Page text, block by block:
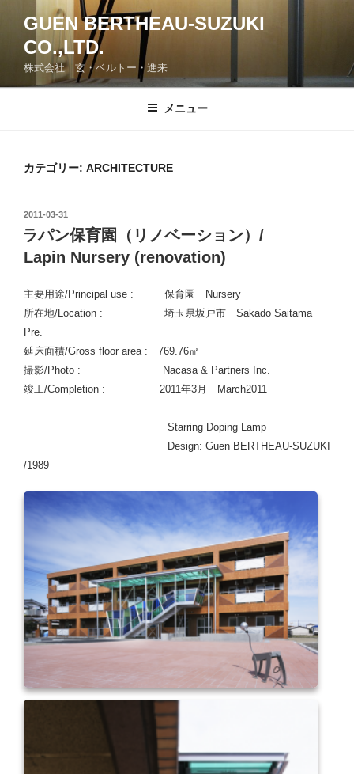
ツ
GUEN BERTHEAU-SUZUKI
CO.,LTD.
株式会社 玄・ベルトー・進来
メニュー
カテゴリー: ARCHITECTURE
投
稿
日:
2011-03-31
ラパン保育園（リノベーション）/
Lapin Nursery (renovation)
主要用途/Principal use : 保育園 Nursery
所在地/Location : 埼玉県坂戸市 Sakado Saitama
Pre.
延床面積/Gross floor area : 769.76㎡
撮影/Photo : Nacasa & Partners Inc.
竣工/Completion : 2011年3月 March2011
Starring Doping Lamp
Design: Guen BERTHEAU-SUZUKI
/1989